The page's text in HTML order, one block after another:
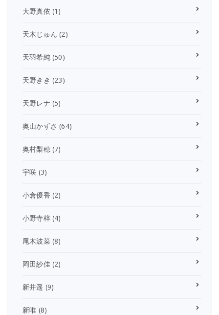
大野真依 (1)
天木じゅん (2)
天羽希純(50)
天野きき (23)
天野レナ (5)
奥山かずさ (64)
奥村梨穂(7)
宇咲 (3)
小倉優香 (2)
小野寺梓(4)
尾木波菜(8)
岡田紗佳(2)
新井遥 (9)
新唯 (8)